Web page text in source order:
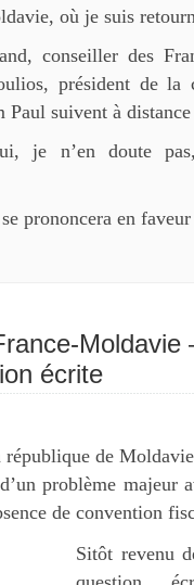
où je suis
conseiller des
président de la
Paul suivent à
je n’en doute
prononcera en
Moldavie
écrite
de
problème majeur
de convention
Sitôt revenu